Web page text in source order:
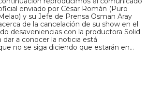
enviado por César Román (Puro
y su Jefe de Prensa Osman Aray
de la cancelación de su show en el
desaveniencias con la productora Solid
dar a conocer la noticia está
no se siga diciendo que estarán en…